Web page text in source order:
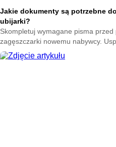
Jakie dokumenty są potrzebne
ubijarki?
Skompletuj wymagane pisma przed
zagęszczarki nowemu nabywcy.
transakcji i miej pewność
sfinalizowania umowy.